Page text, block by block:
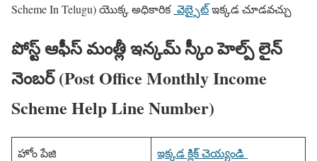
Scheme In Telugu) యొక్క అధికారిక వెబ్సైట్ఇక్కడ చూడవచ్చు
పోస్ట్ ఆఫీస్ మంత్లీ ఇన్కమ్ స్కీం హెల్ప్ లైన్
నెంబర్ (Post Office Monthly Income
Scheme Help Line Number)
హోం పేజి ఇక్కడ క్లిక్ చెయ్యండి